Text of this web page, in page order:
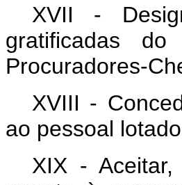
XVII -
gratificadas
Procuradores-
XVIII -
ao pessoal
XIX -